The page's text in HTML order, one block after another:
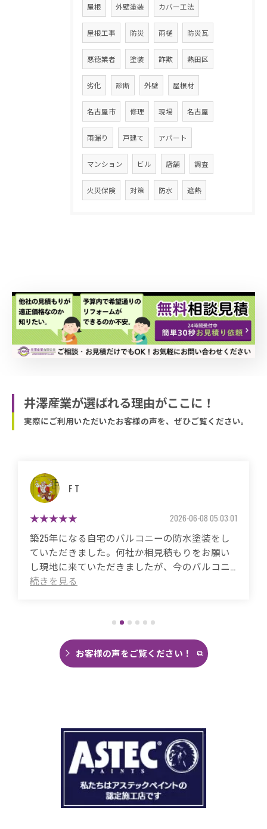
屋根 外壁塗装 カバー工法
屋根工事 防災 雨樋 防災瓦
悪徳業者 塗装 詐欺 熱田区
劣化 診断 外壁 屋根材
名古屋市 修理 現場 名古屋
雨漏り 戸建て アパート
マンション ビル 店舗 調査
火災保険 対策 防水 遮熱
井澤産業が選ばれる理由がここに！
実際にご利用いただいたお客様の声を、ぜひご覧ください。
マサコ
2026-05-26 06:48:59
築50年の自宅、20年程前から雨漏りに悩まされ
ていました。
これまで3度天井から雨漏りしてその都度雨漏り
箇所は修繕してもらいましたがスッキリ直った
がなく雨の日は憂鬱で仕方ありませんでした。
今回は絶対に原因を特定して修繕してほしいと
思い毎日口コミを見て井澤産業さんにたどり着
くことができました。
瓦の劣化がだいぶ進んでいて所々でヒビや1箇所
穴が空いているのもわりました。
本当は屋根全部を変えたいところでしたが、こ
の先10数年で住み替え予定なので瓦の差し替え
をお願いしました。
お客様の声をご覧ください！